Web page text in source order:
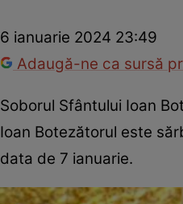
6 ianuarie 2024 23:49
Adaugă-ne ca sursă
Soborul Sfântului Ioan
Ioan Botezătorul este
data de 7 ianuarie.